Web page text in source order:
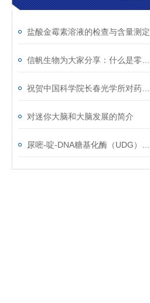
盐酸金霉素溶液的检查与含量测定
对迷你大脑和大脑发展的简介